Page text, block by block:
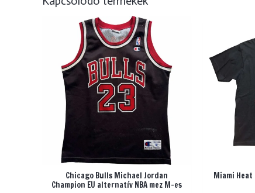
Chicago Bulls Michael Jordan
Champion EU alternatív NBA mez M-es
Miami Heat